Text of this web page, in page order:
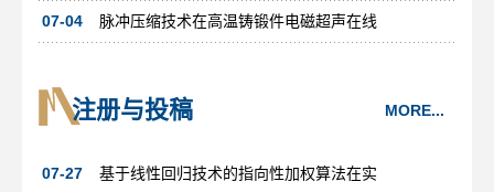
07-04 脉冲压缩技术在高温铸锻件电磁超声在线
MORE...
注册与投稿
07-27 基于线性回归技术的指向性加权算法在实